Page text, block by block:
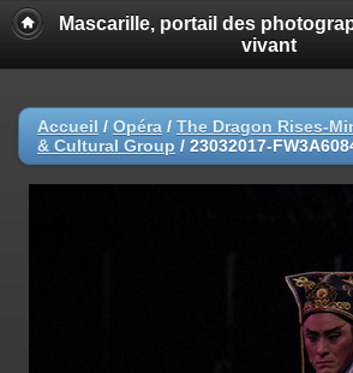
Mascarille, portail des
vivant
Accueil / Opéra / The Dragon Rises-
& Cultural Group / 23032017-